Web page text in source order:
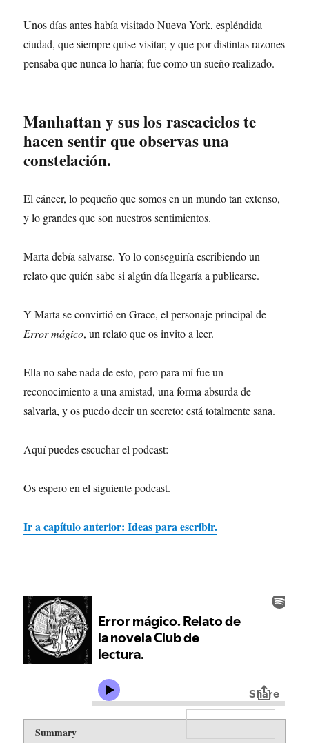
Unos días antes había visitado Nueva York, espléndida
ciudad, que siempre quise visitar, y que por distintas razones
pensaba que nunca lo haría; fue como un sueño realizado.
Manhattan y sus los rascacielos te
hacen sentir que observas una
constelación.
El cáncer, lo pequeño que somos en un mundo tan extenso,
y lo grandes que son nuestros sentimientos.
Marta debía salvarse. Yo lo conseguiría escribiendo un
relato que quién sabe si algún día llegaría a publicarse.
Y Marta se convirtió en Grace, el personaje principal de
Error mágico, un relato que os invito a leer.
Ella no sabe nada de esto, pero para mí fue un
reconocimiento a una amistad, una forma absurda de
salvarla, y os puedo decir un secreto: está totalmente sana.
Aquí puedes escuchar el podcast:
Os espero en el siguiente podcast.
Ir a capítulo anterior: Ideas para escribir.
Summary